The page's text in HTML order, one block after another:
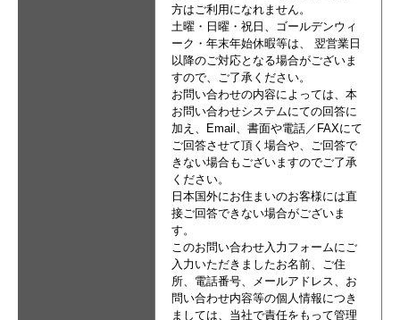
方はご利用になれません。
土曜・日曜・祝日、ゴールデンウィ
ーク・年末年始休暇等は、 翌営業日
以降のご対応となる場合がございま
すので、ご了承ください。
お問い合わせの内容によっては、本
お問い合わせシステムにての回答に
加え、Email、書面や電話／FAXにて
ご回答させて頂く場合や、ご回答で
きない場合もございますのでご了承
ください。
日本国外にお住まいのお客様には直
接ご回答できない場合がございま
す。
このお問い合わせ入力フォームにご
入力いただきましたお名前、ご住
所、電話番号、メールアドレス、お
問い合わせ内容等の個人情報につき
ましては、当社で責任をもって管理